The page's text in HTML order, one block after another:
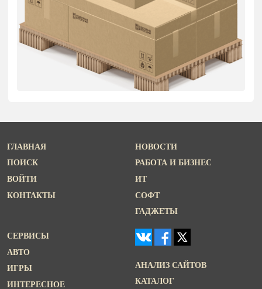
ГЛАВНАЯ
ПОИСК
ВОЙТИ
КОНТАКТЫ
НОВОСТИ
РАБОТА И БИЗНЕС
ИТ
СОФТ
ГАДЖЕТЫ
СЕРВИСЫ
АВТО
ИГРЫ
ИНТЕРЕСНОЕ
АНАЛИЗ САЙТОВ
КАТАЛОГ